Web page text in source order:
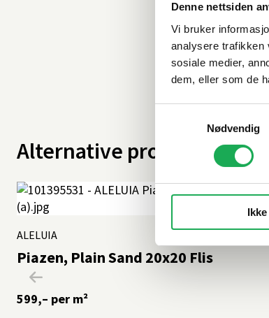
Denne nettsiden
Vi bruker
analysere trafikken
sosiale medier,
dem, eller som de
Nødvendig
Alternative produkter
Piazen, Plain Sand 20x20 Flis
ALELUIA
599,– per m²